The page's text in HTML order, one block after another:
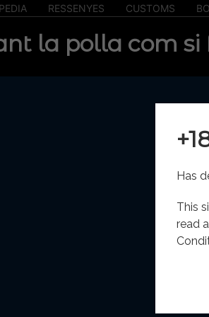
RESSENYES CUSTOMS
la polla com si
Has
This
read